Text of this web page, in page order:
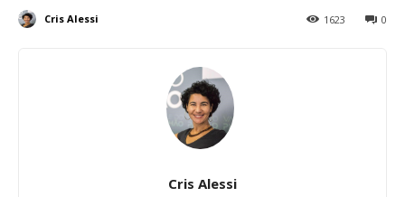
Cris Alessi 0
1623
Cris Alessi